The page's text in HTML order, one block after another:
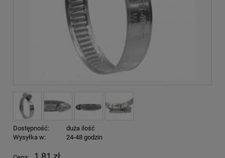
Dostępność:
duża ilość
Wysyłka w:
24-48 godzin